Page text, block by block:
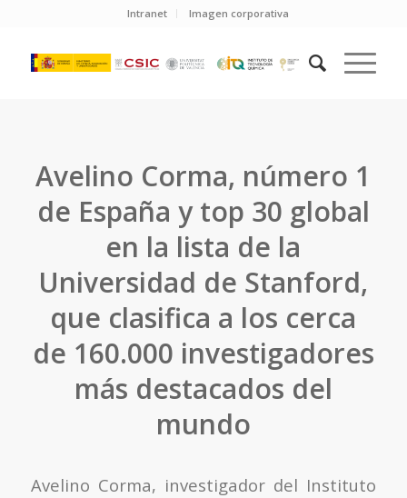
Intranet Imagen corporativa
Avelino Corma, número 1
de España y top 30 global
en la lista de la
Universidad de Stanford,
que clasifica a los cerca
de 160.000 investigadores
más destacados del
mundo
Avelino Corma, investigador del Instituto